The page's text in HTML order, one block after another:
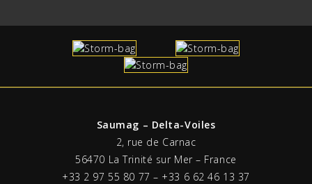
Saumag – Delta-Voiles
2, rue de Carnac
56470 La Trinité sur Mer – France
+33 2 97 55 80 77 – +33 6 62 46 13 37